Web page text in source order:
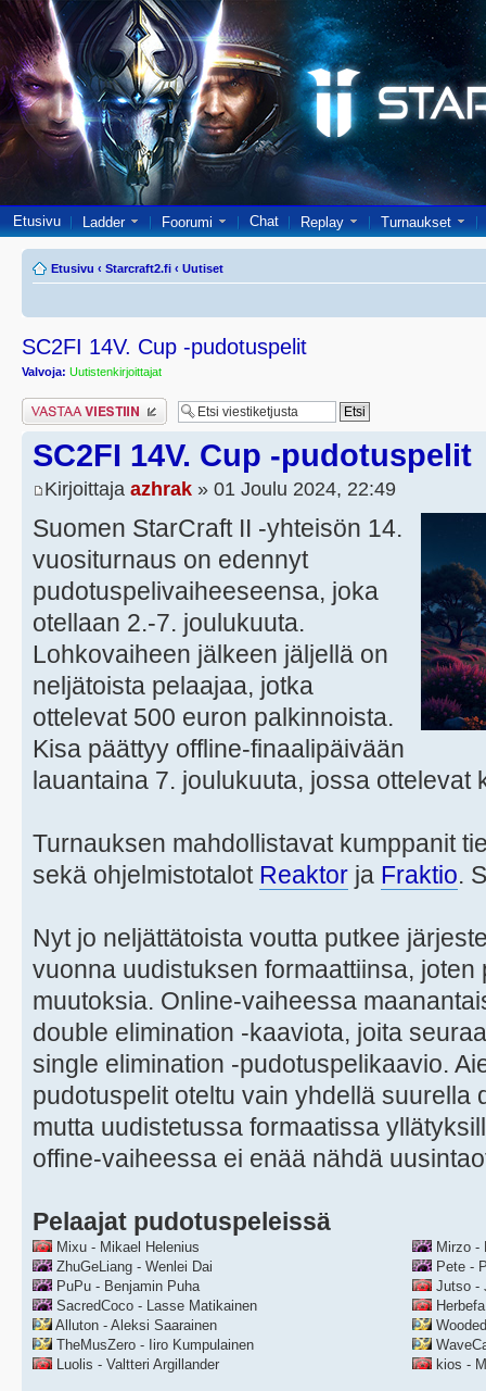
Etusivu Ladder Foorumi Chat Replay Turnaukset
Etusivu ‹ Starcraft2.fi ‹ Uutiset
SC2FI 14V. Cup -pudotuspelit
Valvoja: Uutistenkirjoittajat
Lähetä vastaus
SC2FI 14V. Cup -pudotuspelit
Kirjoittaja azhrak » 01 Joulu 2024, 22:49
Suomen StarCraft II -yhteisön 14.
vuositurnaus on edennyt
pudotuspelivaiheeseensa, joka
otellaan 2.-7. joulukuuta.
Lohkovaiheen jälkeen jäljellä on
neljätoista pelaajaa, jotka
ottelevat 500 euron palkinnoista.
Kisa päättyy offline-finaalipäivään
lauantaina 7. joulukuuta, jossa ottelevat
Turnauksen mahdollistavat kumppanit
sekä ohjelmistotalot Reaktor ja Fraktio.
Nyt jo neljättätoista voutta putkee
vuonna uudistuksen formaattiinsa,
muutoksia. Online-vaiheessa
double elimination -kaaviota, joita
single elimination -pudotuspelikaavio.
pudotuspelit oteltu vain yhdellä suurella
mutta uudistetussa formaatissa
offine-vaiheessa ei enää nähdä
Pelaajat pudotuspeleissä
Mixu - Mikael Helenius
ZhuGeLiang - Wenlei Dai
PuPu - Benjamin Puha
SacredCoco - Lasse Matikainen
Alluton - Aleksi Saarainen
TheMusZero - Iiro Kumpulainen
Luolis - Valtteri Argillander
Mirzo -
Pete -
Jutso -
kios -